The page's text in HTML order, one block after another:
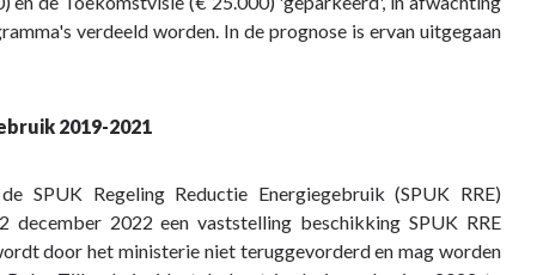
verdeeld worden. In de prognose is ervan uitgegaan
2019-2021
Regeling Reductie Energiegebruik (SPUK RRE)
2022 een vaststelling beschikking SPUK RRE
door het ministerie niet teruggevorderd en mag worden